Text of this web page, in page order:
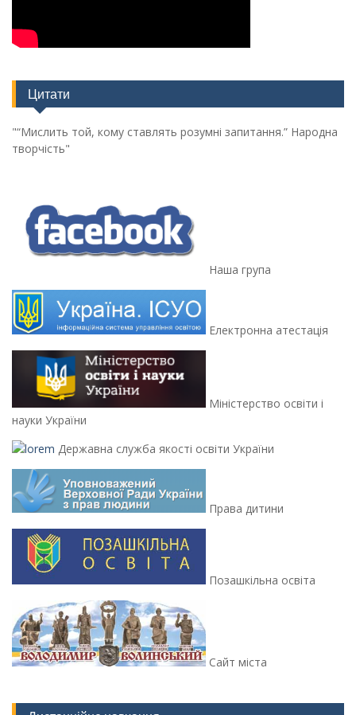
Цитати
"“Мислить той, кому ставлять розумні запитання.” Народна
творчість"
Наша група
Електронна атестація
Міністерство освіти і
науки України
Державна служба якості освіти України
Права дитини
Позашкільна освіта
Сайт міста